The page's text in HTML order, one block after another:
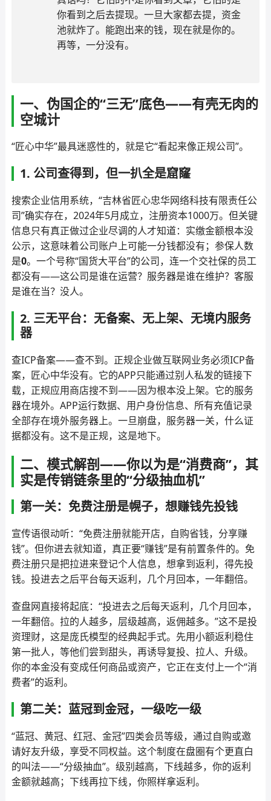
你看到之后去提现。一旦大家都去提，资金
池就炸了。能跑出来的钱，现在就是你的。
再等，一分没有。
一、伪国企的“三无”底色——有壳无肉的
空城计
“匠心中华”最具迷惑性的，就是它“看起来像正规公司”。
1. 公司查得到，但一扒全是窟窿
搜索企业信用系统，“吉林省匠心忠华网络科技有限责任公
司”确实存在，2024年5月成立，注册资本1000万。但关键
信息只有真正做过企业尽调的人才知道：实缴金额根本没
公示，这意味着公司账户上可能一分钱都没有；参保人数
是0。一个号称“国货大平台”的公司，连一个交社保的员工
都没有——这公司是谁在运营？服务器是谁在维护？客服
是谁在当？没人。
2. 三无平台：无备案、无上架、无境内服务
器
查ICP备案——查不到。正规企业做互联网业务必须ICP备
案，匠心中华没有。它的APP只能通过别人私发的链接下
载，正规应用商店搜不到——因为根本没上架。它的服务
器在境外。APP运行数据、用户身份信息、所有充值记录
全部存在境外服务器上。一旦崩盘，服务器一关，什么证
据都没有。这不是正规，这是地下。
二、模式解剖——你以为是“消费商”，其
实是传销链条里的“分级抽血机”
第一关：免费注册是幌子，想赚钱先投钱
宣传语很动听：“免费注册就能开店，自购省钱，分享赚
钱”。但你进去就知道，真正要“赚钱”是有前置条件的。免
费注册只是把拉进来登记个人信息，想拿到返利，得先投
钱。投进去之后平台每天返利，几个月回本，一年翻倍。
查盘网直接将起底：“投进去之后每天返利，几个月回本，
一年翻倍。拉的人越多，层级越高，返佣越多。”这不是投
资理财，这是庞氏模型的经典起手式。先用小额返利稳住
第一批人，等他们尝到甜头，再诱导复投、拉人、升级。
你的本金没有变成任何商品或资产，它正在支付上一个“消
费者”的返利。
第二关：蓝冠到金冠，一级吃一级
“蓝冠、黄冠、红冠、金冠”四类会员等级，通过自购或邀
请好友升级，享受不同权益。这个制度在盘圈有个更直白
的叫法——“分级抽血”。级别越高，下线越多，你的返利
金额就越高；下线再拉下线，你照样拿返利。